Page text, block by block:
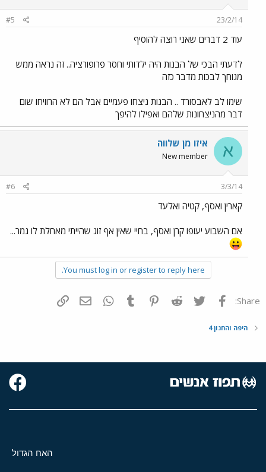
23/2/14
#5
עוד 2 דברים שאני רוצה להוסיף
לדעתי הבכי של הבנות היה ילדותי וחסר פרופורציה.. זה נראה ממש
מגוחך לבכות מדבר כזה
שימו לב לאבסורד .. הבנות ניצחו פעמיים אבל הם לא הרוויחו שום
דבר מהניצחונות שלהם ואפילו להיפך
א איזו מן שלווה
New member
3/3/14
#6
קארין ואסף, קטיה ואלעד
אם השבוע יעופו קרן ואסף, בחיי שאין אף זוג שהייתי מאחלת לו גמר...
You must log in or register to reply here.
Share: פייסבוק Twitter
Reddit
Pinterest
Tumblr
WhatsAppדואר אלקטרוני
היפה והחנון 4
האח הגדול